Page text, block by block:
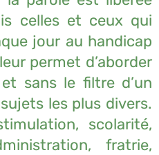
celles et ceux qui
jour au handicap
permet d’aborder
sans le filtre d’un
les plus divers.
scolarité,
fratrie,